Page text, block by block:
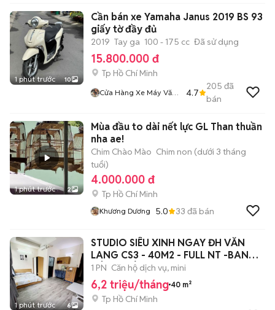
1 phút trước 10
Cần bán xe Yamaha Janus 2019 BS 93
giấy tờ đầy đủ
2019 Tay ga 100 - 175 cc Đã sử dụng
15.800.000 đ
Tp Hồ Chí Minh
Cửa Hàng Xe Máy Văn
4.7
205 đã
bán
1 phút trước 2
Mùa đầu to dài nết lực GL Than thuần
nha ae!
Chim Chào Mào Chim non (dưới 3 tháng
tuổi)
4.000.000 đ
Tp Hồ Chí Minh
Khương Dương 5.0 33 đã bán
1 phút trước 6
STUDIO SIÊU XINH NGAY ĐH VĂN
LANG CS3 - 40M2 - FULL NT -BAN
CÔNG RIÊNG
1 PN Căn hộ dịch vụ, mini
6,2 triệu/tháng 40 m²
Tp Hồ Chí Minh